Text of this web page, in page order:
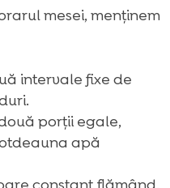
mesei, menținem
intervale fixe de
porții egale,
apă